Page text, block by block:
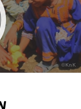
©KnK